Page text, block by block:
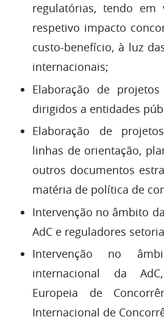
regulatórias, tendo
respetivo impacto
custo-benefício, à luz
internacionais;
Elaboração de
dirigidos a entidades
Elaboração de
linhas de orientação,
outros documentos
matéria de política de
Intervenção no âmbito
AdC e reguladores
Intervenção no
internacional da
Europeia de
Internacional de